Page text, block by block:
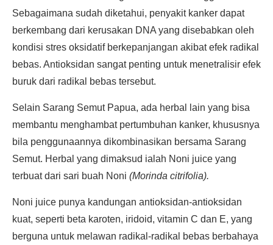
Sebagaimana sudah diketahui, penyakit kanker dapat
berkembang dari kerusakan DNA yang disebabkan oleh
kondisi stres oksidatif berkepanjangan akibat efek radikal
bebas. Antioksidan sangat penting untuk menetralisir efek
buruk dari radikal bebas tersebut.
Selain Sarang Semut Papua, ada herbal lain yang bisa
membantu menghambat pertumbuhan kanker, khususnya
bila penggunaannya dikombinasikan bersama Sarang
Semut. Herbal yang dimaksud ialah Noni juice yang
terbuat dari sari buah Noni (Morinda citrifolia).
Noni juice punya kandungan antioksidan-antioksidan
kuat, seperti beta karoten, iridoid, vitamin C dan E, yang
berguna untuk melawan radikal-radikal bebas berbahaya